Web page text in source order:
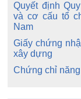
Quyết định
và cơ cấu tổ
Nam
Giấy chứng
xây dựng
Chứng chỉ